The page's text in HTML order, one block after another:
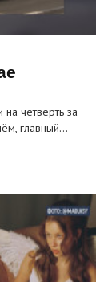
четверть за
главный…